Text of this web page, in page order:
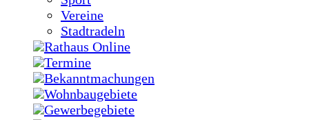
Vereine
Stadtradeln
Rathaus Online
Termine
Bekanntmachungen
Wohnbaugebiete
Gewerbegebiete